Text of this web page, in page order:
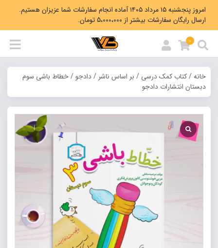
امروز پنجشنبه ۱۵ مرداد ۱۴۰۵ آماده انجام سفارشات شما عزیزان هستیم.
ارسال رایگان سفارشات بیشتر از 5،000،000 تومان.
0
خانه/کتاب کمک درسی / بر اساس ناشر /دادجو/ خطاط باشی سوم
دبستان انتشارات دادجو